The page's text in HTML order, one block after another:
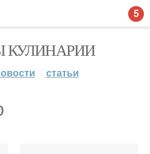
КУЛИНАРИИ
статьи
5